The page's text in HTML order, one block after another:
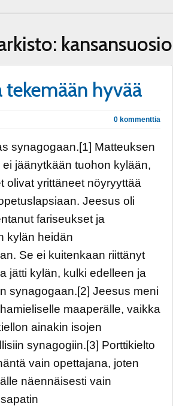
kansansuosio
tekemään hyvää
0 kommenttia
synagogaan.[1] Matteuksen
jäänytkään tuohon kylään,
olivat yrittäneet nöyryyttää
Jeesus oli
fariseukset ja
kylän heidän
Se ei kuitenkaan riittänyt
jätti kylän, kulki edelleen ja
synagogaan.[2] Jeesus meni
maaperälle, vaikka
ainakin isojen
synagogiin.[3] Porttikielto
vain opettajana, joten
näennäisesti vain